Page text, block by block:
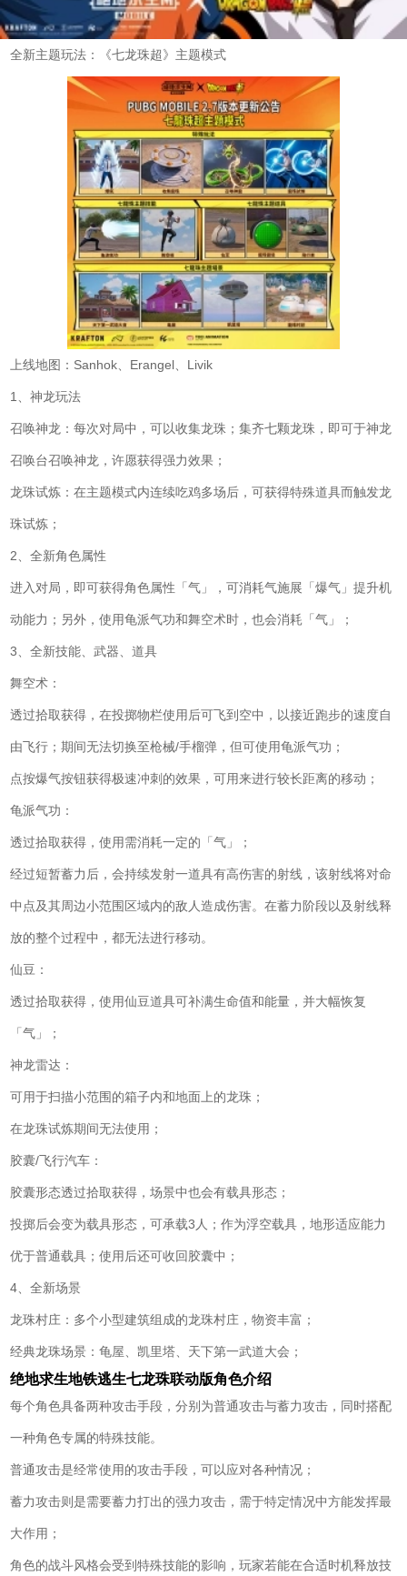
全新主题玩法：《七龙珠超》主题模式
上线地图：Sanhok、Erangel、Livik
1、神龙玩法
召唤神龙：每次对局中，可以收集龙珠；集齐七颗龙珠，即可于神龙
召唤台召唤神龙，许愿获得强力效果；
龙珠试炼：在主题模式内连续吃鸡多场后，可获得特殊道具而触发龙
珠试炼；
2、全新角色属性
进入对局，即可获得角色属性「气」，可消耗气施展「爆气」提升机
动能力；另外，使用龟派气功和舞空术时，也会消耗「气」；
3、全新技能、武器、道具
舞空术：
透过拾取获得，在投掷物栏使用后可飞到空中，以接近跑步的速度自
由飞行；期间无法切换至枪械/手榴弹，但可使用龟派气功；
点按爆气按钮获得极速冲刺的效果，可用来进行较长距离的移动；
龟派气功：
透过拾取获得，使用需消耗一定的「气」；
经过短暂蓄力后，会持续发射一道具有高伤害的射线，该射线将对命
中点及其周边小范围区域内的敌人造成伤害。在蓄力阶段以及射线释
放的整个过程中，都无法进行移动。
仙豆：
透过拾取获得，使用仙豆道具可补满生命值和能量，并大幅恢复
「气」；
神龙雷达：
可用于扫描小范围的箱子内和地面上的龙珠；
在龙珠试炼期间无法使用；
胶囊/飞行汽车：
胶囊形态透过拾取获得，场景中也会有载具形态；
投掷后会变为载具形态，可承载3人；作为浮空载具，地形适应能力
优于普通载具；使用后还可收回胶囊中；
4、全新场景
龙珠村庄：多个小型建筑组成的龙珠村庄，物资丰富；
经典龙珠场景：龟屋、凯里塔、天下第一武道大会；
绝地求生地铁逃生七龙珠联动版角色介绍
每个角色具备两种攻击手段，分别为普通攻击与蓄力攻击，同时搭配
一种角色专属的特殊技能。
普通攻击是经常使用的攻击手段，可以应对各种情况；
蓄力攻击则是需要蓄力打出的强力攻击，需于特定情况中方能发挥最
大作用；
角色的战斗风格会受到特殊技能的影响，玩家若能在合适时机释放技